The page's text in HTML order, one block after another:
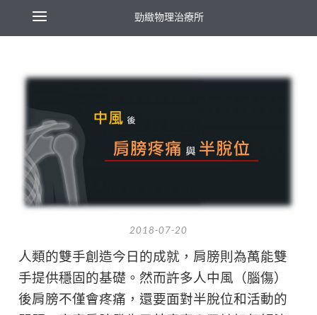
勁緻物理治療所
2018-07-20
人類的雙手創造今日的成就，肩膀則為萬能雙
手提供穩固的基礎。然而許多人中風（腦傷）
後肩膀不僅會疼痛，還要面對半脫位和活動的